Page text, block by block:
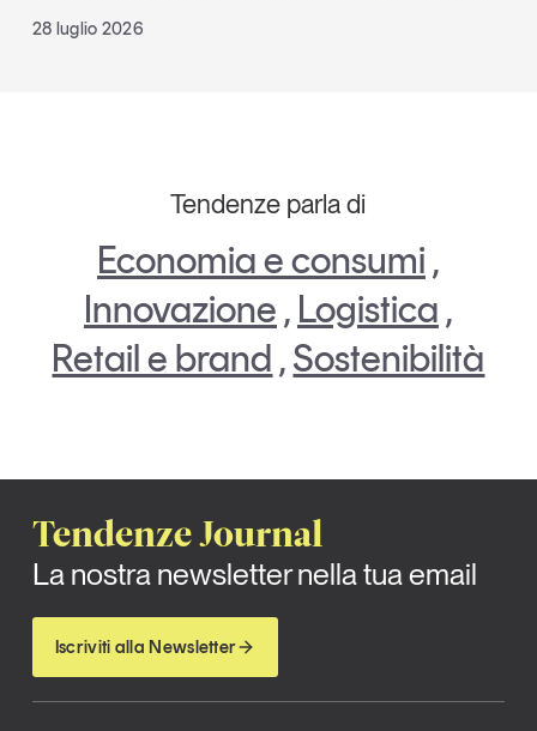
28 luglio 2026
Tendenze parla di
Economia e consumi ,
Innovazione , Logistica ,
Retail e brand ,Sostenibilità
Tendenze Journal
La nostra newsletter nella tua email
Iscriviti alla Newsletter